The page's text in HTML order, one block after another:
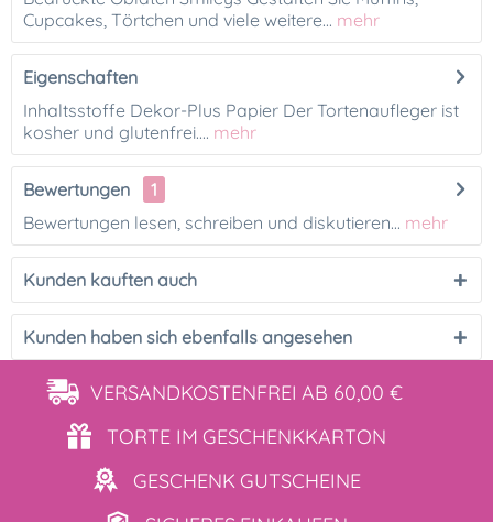
Cupcakes, Törtchen und viele weitere... mehr
Eigenschaften
Inhaltsstoffe Dekor-Plus Papier Der Tortenaufleger ist
kosher und glutenfrei.... mehr
Bewertungen
1
Bewertungen lesen, schreiben und diskutieren... mehr
Kunden kauften auch
Kunden haben sich ebenfalls angesehen
VERSANDKOSTENFREI AB 60,00 €
TORTE IM GESCHENKKARTON
GESCHENK GUTSCHEINE